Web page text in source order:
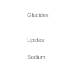
Glucides
Lipides
Sodium